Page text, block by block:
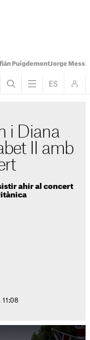
PuigdemontJorge Messi
i Diana
II amb
ahir al concert
11:08